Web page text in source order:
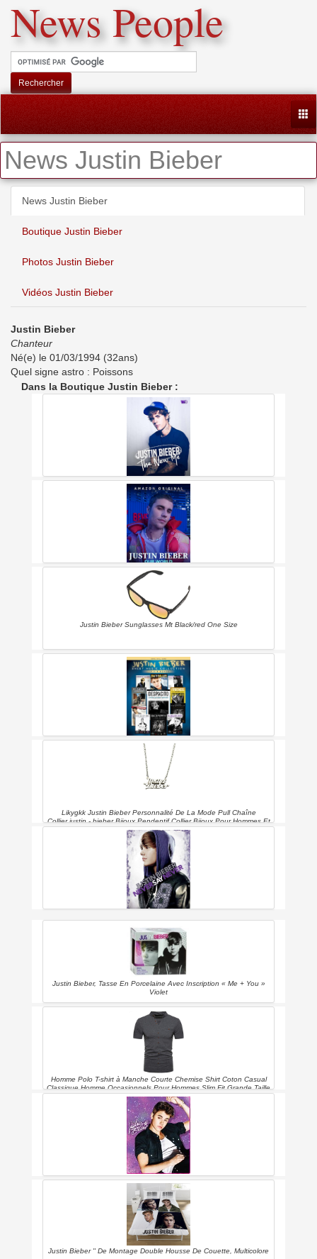
News People
Rechercher
News Justin Bieber
News Justin Bieber
Boutique Justin Bieber
Photos Justin Bieber
Vidéos Justin Bieber
Justin Bieber
Chanteur
Né(e) le 01/03/1994 (32ans)
Quel signe astro : Poissons
Dans la Boutique Justin Bieber :
Justin Bieber: The New Me
Justin Bieber : Our World
Justin Bieber Sunglasses Mt Black/red One Size
Justin Bieber - Sheet Music Collection: 15 Hit Songs (piano, Voix,
Gu) (english Edition)
Likygkk Justin Bieber Personnalité De La Mode Pull Chaîne
Collier justin - bieber Bijoux Pendentif Collier Bijoux Pour Hommes Et
Femmes En Europe Et En Amérique
Justin Bieber: Never Say Never
Justin Bieber, Tasse En Porcelaine Avec Inscription « Me + You »
Violet
Homme Polo T-shirt à Manche Courte Chemise Shirt Coton Casual
Classique Homme Occasionnels Pour Hommes Slim Fit Grande Taille
Haut Casual Chemiser Tops Blouse
Justin Bieber - spraypaint - couvre-lit Polaire Couverture 50 x 60 en
Justin Bieber '' De Montage Double Housse De Couette, Multicolore